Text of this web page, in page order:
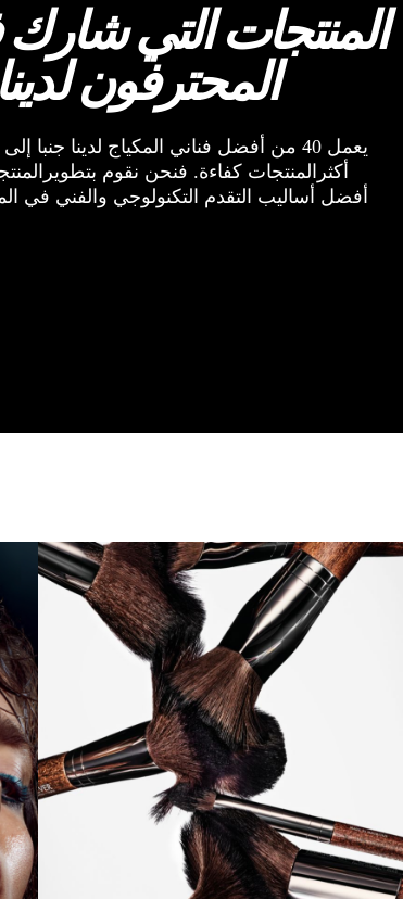
المنتجات التي شارك
المحترفون
يعمل 40 من أفضل فناني المكياج لدينا جنبا
أكثرالمنتجات كفاءة. فنحن نقوم
أفضل أساليب التقدم التكنولوجي والفني في